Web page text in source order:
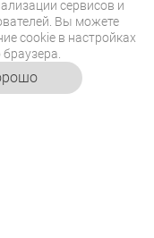
сервисов и
Вы можете
cookie в настройках
браузера.
эмоций,
спектакль.
Андрей Ильин,